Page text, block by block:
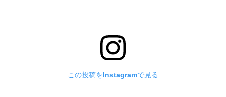
この投稿をInstagramで見る